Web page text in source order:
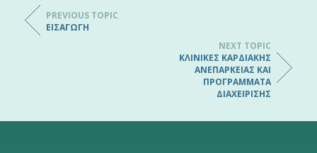
PREVIOUS TOPIC
ΕΙΣΑΓΩΓΉ
NEXT TOPIC
ΚΛΙΝΙΚΈΣ ΚΑΡΔΙΑΚΉΣ
ΑΝΕΠΆΡΚΕΙΑΣ ΚΑΙ
ΠΡΟΓΡΆΜΜΑΤΑ
ΔΙΑΧΕΊΡΙΣΗΣ